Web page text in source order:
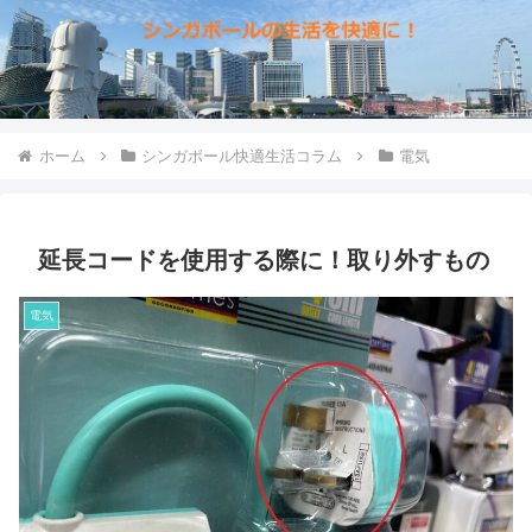
ホーム シンガポール快適生活コラム 電気
延長コードを使用する際に！取り外すもの
電気